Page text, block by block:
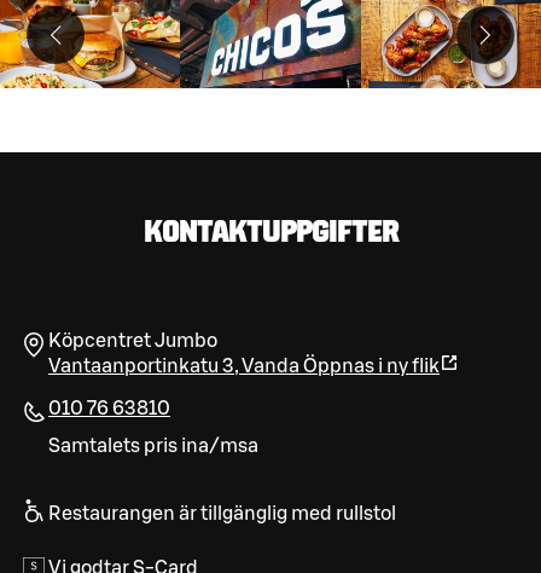
KONTAKTUPPGIFTER
Köpcentret Jumbo
Vantaanportinkatu 3,Vanda Öppnas i ny flik
010 76 63810
Samtalets pris ina/msa
Restaurangen är tillgänglig med rullstol
Vi godtar S-Card